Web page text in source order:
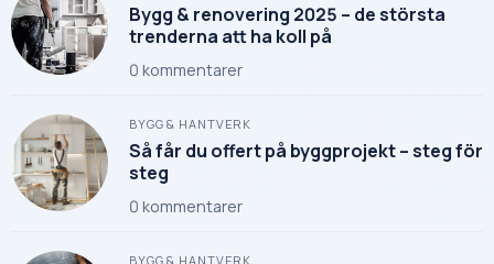
Bygg & renovering 2025 – de största
trenderna att ha koll på
0 kommentarer
BYGG & HANTVERK
Så får du offert på byggprojekt – steg för
steg
0 kommentarer
BYGG & HANTVERK